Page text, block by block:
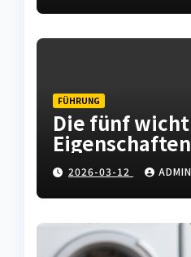
FÜHRUNG
Die fünf
Eigenschaften
hochwertiger
Leiterplatten
2026-03-12 ADMIN